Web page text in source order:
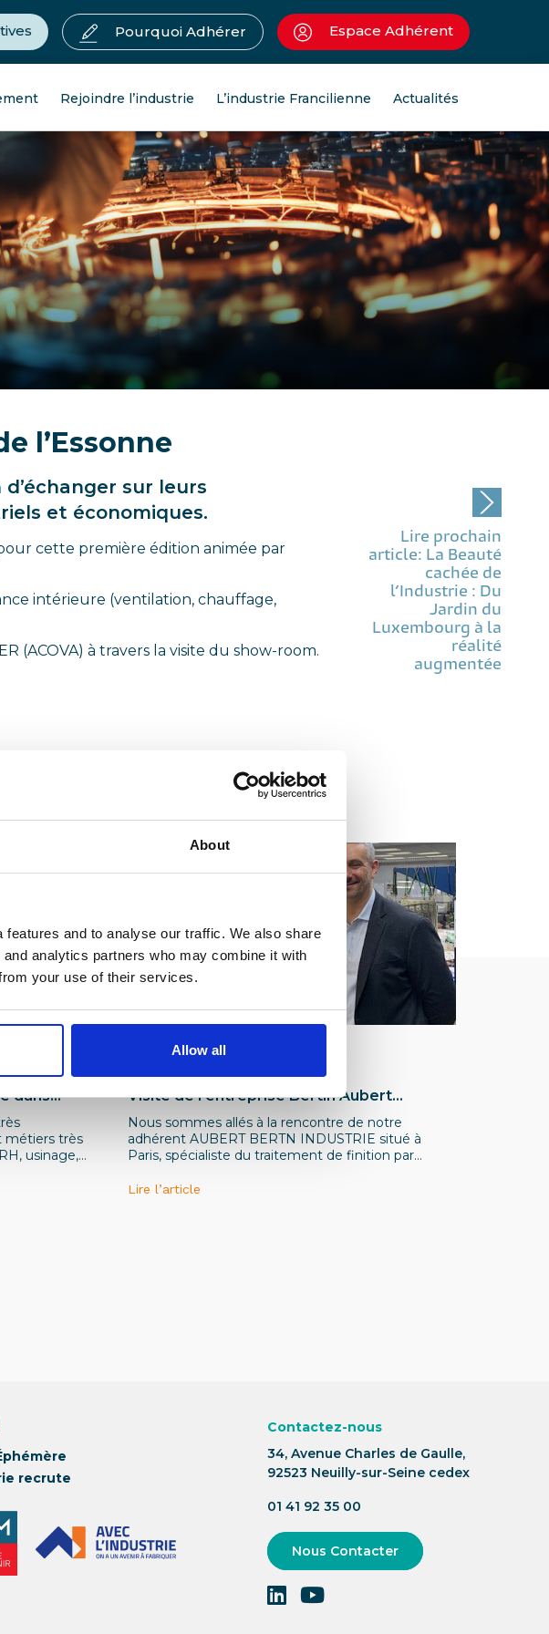
About
and to analyse our traffic. We also share
analytics partners who may combine it with
your use of their services.
Allow all
Pourquoi Adhérer Espace Adhérent
Rejoindre l’industrie L’industrie Francilienne Actualités
l’Essonne
sur leurs
et économiques.
cette première édition animée par
intérieure (ventilation, chauffage,
(ACOVA) à travers la visite du show-room.
Lire prochain
article: La Beauté
cachée de
l’Industrie : Du
Jardin du
Luxembourg à la
réalité
augmentée
dans
en
Recrute
métiers très
usinage,
Adhérents
Visite de l’entreprise Bertin Aubert
Industrie
Nous sommes allés à la rencontre de notre
adhérent AUBERT BERTN INDUSTRIE situé à
Paris, spécialiste du traitement de finition par
l’aéronautique, le médical et les instruments de
Lire l’article
recrute
Contactez-nous
34, Avenue Charles de Gaulle,
92523 Neuilly-sur-Seine cedex
01 41 92 35 00
Nous Contacter